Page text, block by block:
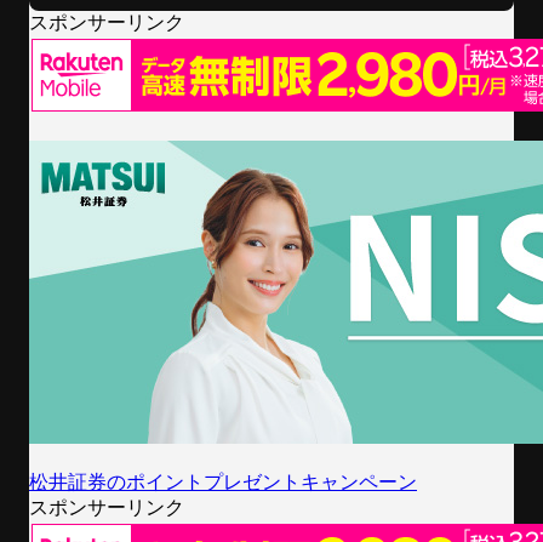
スポンサーリンク
松井証券のポイントプレゼントキャンペーン
スポンサーリンク